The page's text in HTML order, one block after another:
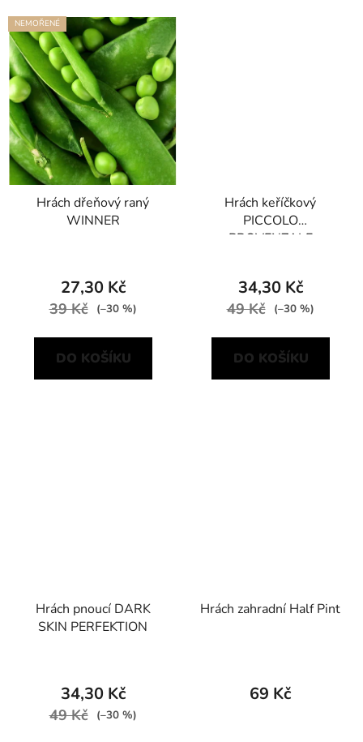
NEMOŘENÉ
Hrách dřeňový raný
WINNER
27,30 Kč
39 Kč (–30 %)
DO KOŠÍKU
Hrách keříčkový
PICCOLO
PROVENZALE
34,30 Kč
49 Kč (–30 %)
DO KOŠÍKU
Hrách pnoucí DARK
SKIN PERFEKTION
34,30 Kč
49 Kč (–30 %)
Hrách zahradní Half Pint
69 Kč